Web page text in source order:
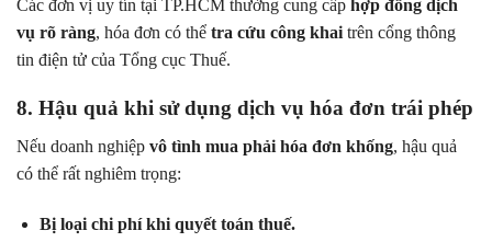
Các đơn vị uy tín tại TP.HCM thường cung cấp hợp đồng dịch
vụ rõ ràng, hóa đơn có thể tra cứu công khai trên cổng thông
tin điện tử của Tổng cục Thuế.
8. Hậu quả khi sử dụng dịch vụ hóa đơn trái phép
Nếu doanh nghiệp vô tình mua phải hóa đơn khống, hậu quả
có thể rất nghiêm trọng:
Bị loại chi phí khi quyết toán thuế.